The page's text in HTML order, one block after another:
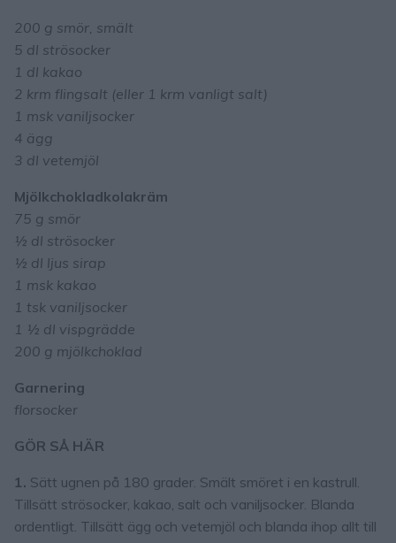
200 g smör, smält
5 dl strösocker
1 dl kakao
2 krm flingsalt (eller 1 krm vanligt salt)
1 msk vaniljsocker
4 ägg
3 dl vetemjöl
Mjölkchokladkolakräm
75 g smör
½ dl strösocker
½ dl ljus sirap
1 msk kakao
1 tsk vaniljsocker
1 ½ dl vispgrädde
200 g mjölkchoklad
Garnering
florsocker
GÖR SÅ HÄR
1. Sätt ugnen på 180 grader. Smält smöret i en kastrull.
Tillsätt strösocker, kakao, salt och vaniljsocker. Blanda
ordentligt. Tillsätt ägg och vetemjöl och blanda ihop allt till